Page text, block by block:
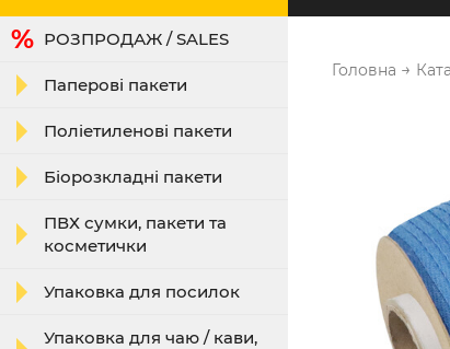
РОЗПРОДАЖ / SALES
Паперові пакети
Поліетиленові пакети
Біорозкладні пакети
ПВХ сумки, пакети та
косметички
Упаковка для посилок
Упаковка для чаю / кави,
Головна →